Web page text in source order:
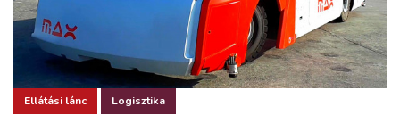
Ellátási lánc Logisztika